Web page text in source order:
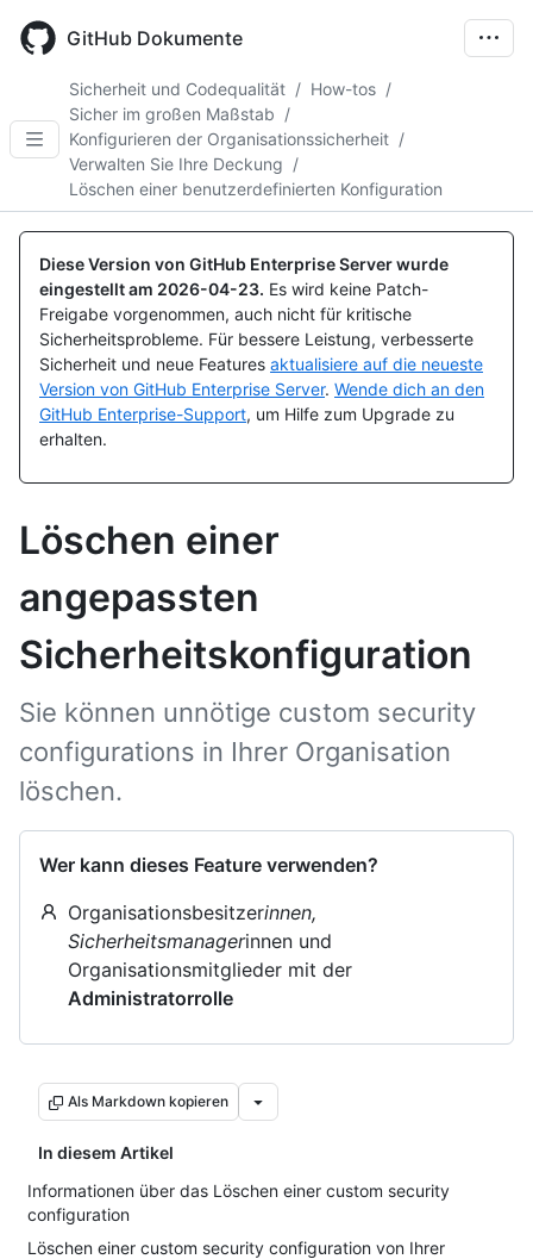
main
GitHub Dokumente
Sicherheit und Codequalität / How-tos /
Sicher im großen Maßstab /
Konfigurieren der Organisationssicherheit /
Verwalten Sie Ihre Deckung /
Löschen einer benutzerdefinierten Konfiguration
Diese Version von GitHub Enterprise Server wurde
eingestellt am 2026-04-23. Es wird keine Patch-
Freigabe vorgenommen, auch nicht für kritische
Sicherheitsprobleme. Für bessere Leistung, verbesserte
Sicherheit und neue Features aktualisiere auf die neueste
Version von GitHub Enterprise Server. Wende dich an den
GitHub Enterprise-Support, um Hilfe zum Upgrade zu
erhalten.
Löschen einer
angepassten
Sicherheitskonfiguration
Sie können unnötige custom security
configurations in Ihrer Organisation
löschen.
Wer kann dieses Feature verwenden?
Organisationsbesitzerinnen,
Sicherheitsmanagerinnen und
Organisationsmitglieder mit der
Administratorrolle
Als Markdown kopieren
In diesem Artikel
Informationen über das Löschen einer custom security
configuration
Löschen einer custom security configuration von Ihrer